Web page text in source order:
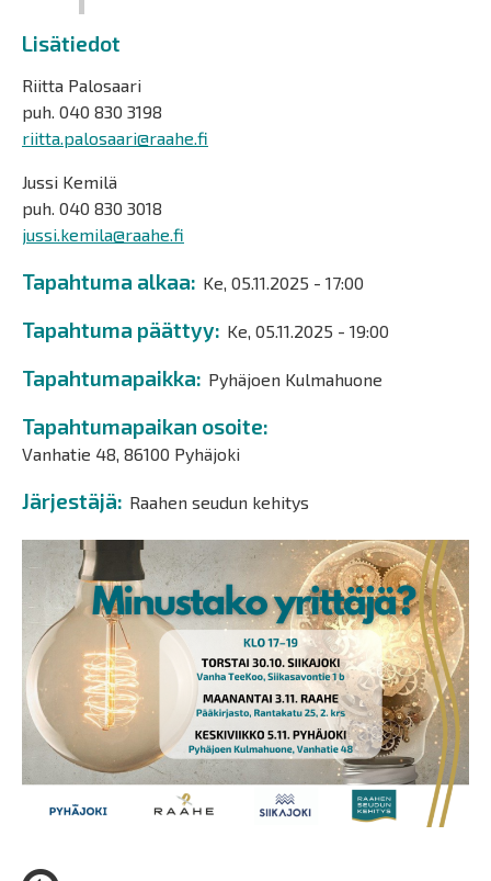
Lisätiedot
Riitta Palosaari
puh. 040 830 3198
riitta.palosaari@raahe.fi
Jussi Kemilä
puh. 040 830 3018
jussi.kemila@raahe.fi
Tapahtuma alkaa Ke, 05.11.2025 - 17:00
Tapahtuma päättyy Ke, 05.11.2025 - 19:00
Tapahtumapaikka Pyhäjoen Kulmahuone
Tapahtumapaikan osoite
Vanhatie 48, 86100 Pyhäjoki
Järjestäjä Raahen seudun kehitys